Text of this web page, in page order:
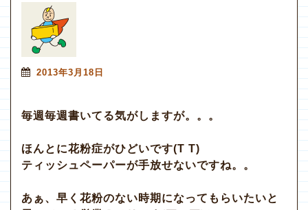
2013年3月18日
毎週毎週書いてる気がしますが。。。
ほんとに花粉症がひどいです(T T)
ティッシュペーパーが手放せないですね。。
あぁ、早く花粉のない時期になってもらいたいと